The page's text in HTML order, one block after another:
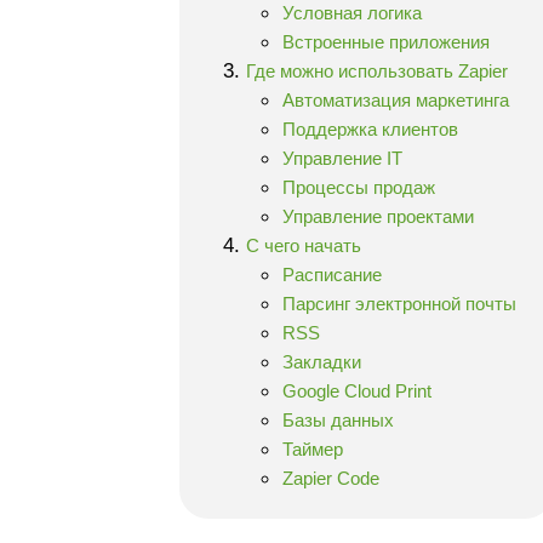
Условная логика
Встроенные приложения
Где можно использовать Zapier
Автоматизация маркетинга
Поддержка клиентов
Управление IT
Процессы продаж
Управление проектами
С чего начать
Расписание
Парсинг электронной почты
RSS
Закладки
Google Cloud Print
Базы данных
Таймер
Zapier Code